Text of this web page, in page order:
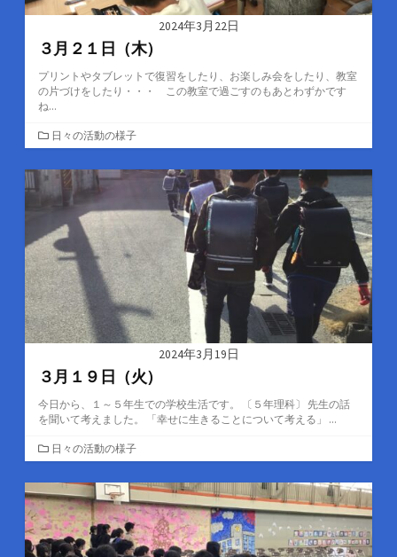
2024年3月22日
３月２１日（木）
プリントやタブレットで復習をしたり、お楽しみ会をしたり、教室
の片づけをしたり・・・ この教室で過ごすのもあとわずかです
ね...
カ
テ
ゴ
日々の活動の様子
2024年3月19日
３月１９日（火）
今日から、１～５年生での学校生活です。 〔５年理科〕 先生の話
を聞いて考えました。 「幸せに生きることについて考える」 ...
カ
テ
ゴ
リ
ー
日々の活動の様子